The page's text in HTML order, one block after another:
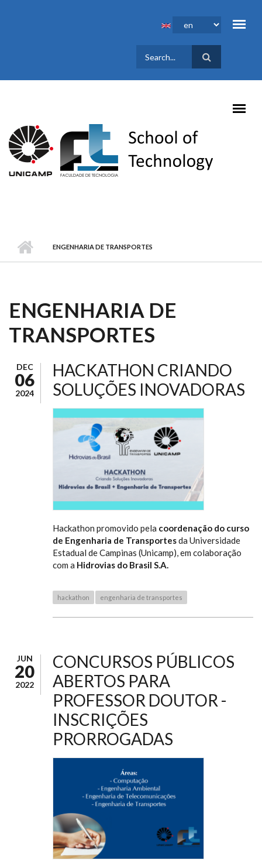
SEARCH
FORM
ENGENHARIA DE TRANSPORTES
ENGENHARIA DE
TRANSPORTES
DEC
06
2024
HACKATHON CRIANDO
SOLUÇÕES INOVADORAS
Hackathon promovido pela coordenação do curso
de Engenharia de Transportesda Universidade
Estadual de Campinas (Unicamp), em colaboração
com a Hidrovias do Brasil S.A.
hackathon engenharia de transportes
JUN
20
2022
CONCURSOS PÚBLICOS
ABERTOS PARA
PROFESSOR DOUTOR -
INSCRIÇÕES
PRORROGADAS